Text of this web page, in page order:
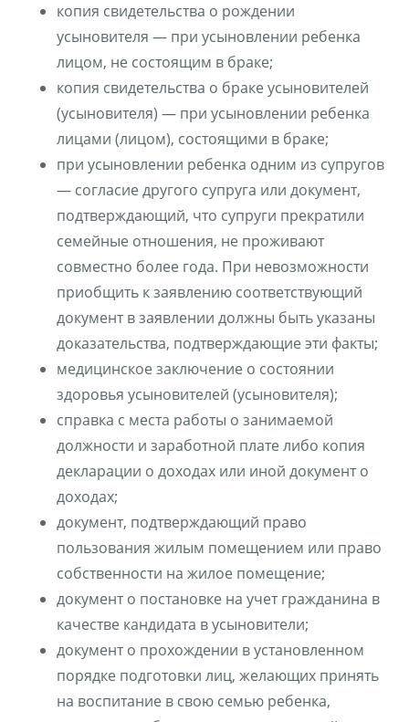
копия свидетельства о рождении
усыновителя — при усыновлении ребенка
лицом, не состоящим в браке;
копия свидетельства о браке усыновителей
(усыновителя) — при усыновлении ребенка
лицами (лицом), состоящими в браке;
при усыновлении ребенка одним из супругов
— согласие другого супруга или документ,
подтверждающий, что супруги прекратили
семейные отношения, не проживают
совместно более года. При невозможности
приобщить к заявлению соответствующий
документ в заявлении должны быть указаны
доказательства, подтверждающие эти факты;
медицинское заключение о состоянии
здоровья усыновителей (усыновителя);
справка с места работы о занимаемой
должности и заработной плате либо копия
декларации о доходах или иной документ о
доходах;
документ, подтверждающий право
пользования жилым помещением или право
собственности на жилое помещение;
документ о постановке на учет гражданина в
качестве кандидата в усыновители;
документ о прохождении в установленном
порядке подготовки лиц, желающих принять
на воспитание в свою семью ребенка,